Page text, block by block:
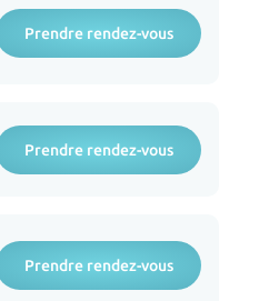
Prendre rendez-vous
Prendre rendez-vous
Prendre rendez-vous